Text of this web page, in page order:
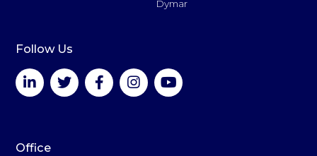
Dymar
Follow Us
Office